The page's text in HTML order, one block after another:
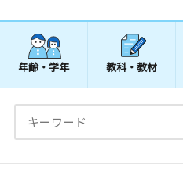
年齢・学年 教科・教材